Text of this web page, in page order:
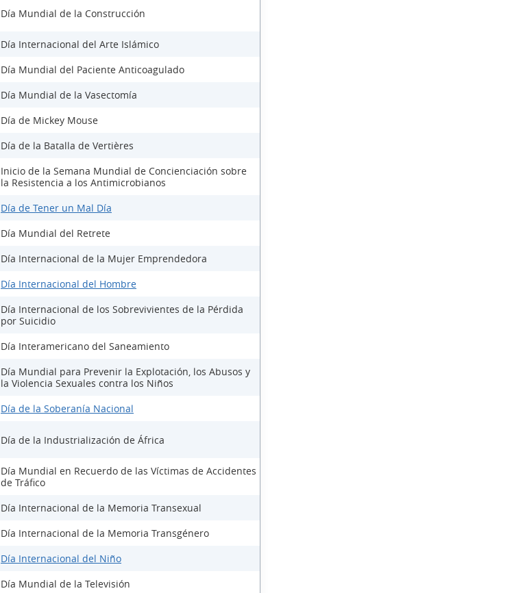
Día Mundial de la Construcción
Día Internacional del Arte Islámico
Día Mundial del Paciente Anticoagulado
Día Mundial de la Vasectomía
Día de Mickey Mouse
Día de la Batalla de Vertières
Inicio de la Semana Mundial de Concienciación sobre
la Resistencia a los Antimicrobianos
Día de Tener un Mal Día
Día Mundial del Retrete
Día Internacional de la Mujer Emprendedora
Día Internacional del Hombre
Día Internacional de los Sobrevivientes de la Pérdida
por Suicidio
Día Interamericano del Saneamiento
Día Mundial para Prevenir la Explotación, los Abusos y
la Violencia Sexuales contra los Niños
Día de la Soberanía Nacional
Día de la Industrialización de África
Día Mundial en Recuerdo de las Víctimas de Accidentes
de Tráfico
Día Internacional de la Memoria Transexual
Día Internacional de la Memoria Transgénero
Día Internacional del Niño
Día Mundial de la Televisión